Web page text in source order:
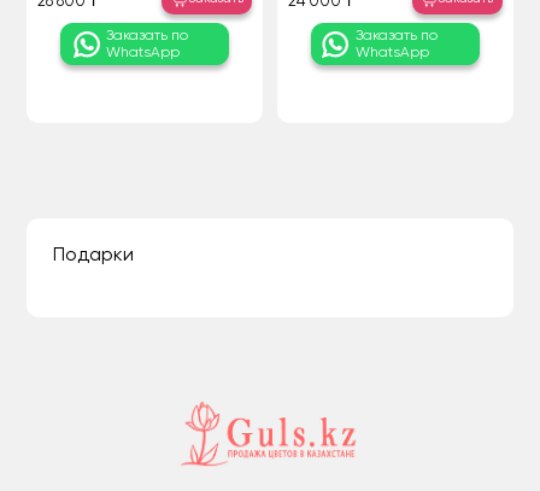
Заказать по
WhatsApp
Заказать по
WhatsApp
Подарки